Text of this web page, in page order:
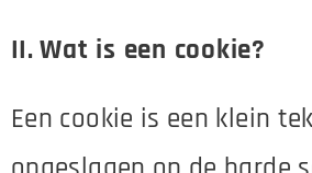
II.Wat is een cookie?
Een cookie is een klein